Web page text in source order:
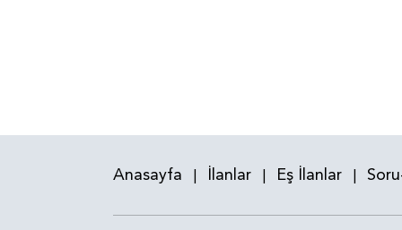
Anasayfa | İlanlar | Eş İlanlar |